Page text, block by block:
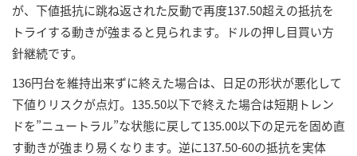
が、下値抵抗に跳ね返された反動で再度137.50超えの抵抗を
トライする動きが強まると見られます。ドルの押し目買い方
針継続です。
136円台を維持出来ずに終えた場合は、日足の形状が悪化して
下値りリスクが点灯。135.50以下で終えた場合は短期トレン
ドを”ニュートラル”な状態に戻して135.00以下の足元を固め直
す動きが強まり易くなります。逆に137.50-60の抵抗を実体